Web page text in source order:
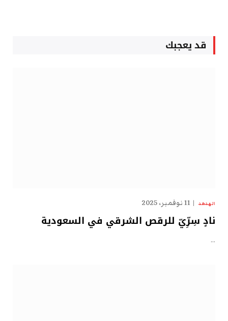
قد يعجبك
الهدهد 11 نوفمبر، 2025
نادٍ سِرِّيّ للرقص الشرقي في السعودية
…